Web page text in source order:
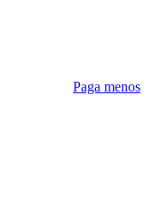
Paga menos